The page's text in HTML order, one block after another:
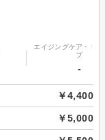
エイジングケア・リ
プ
-
￥4,400
￥5,000